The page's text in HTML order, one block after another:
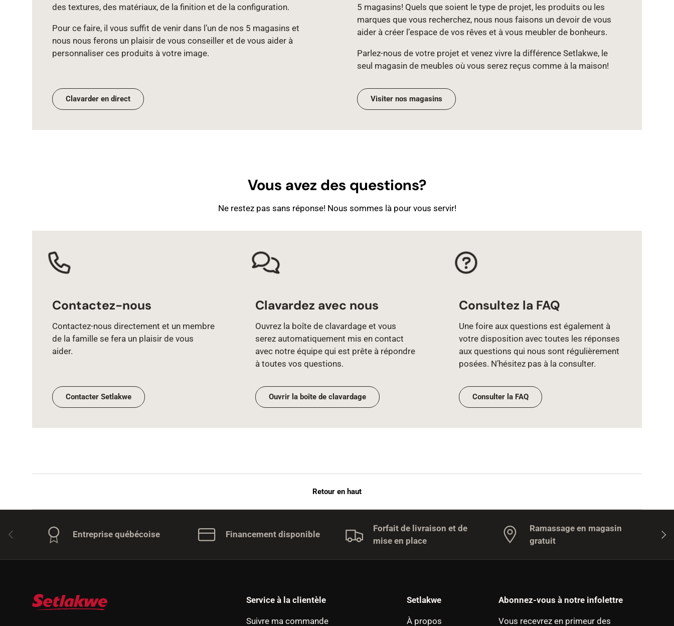
des textures, des matériaux, de la finition et de la configuration.
Pour ce faire, il vous suffit de venir dans l’un de nos 5 magasins et
nous nous ferons un plaisir de vous conseiller et de vous aider à
personnaliser ces produits à votre image.
Clavarder en direct
5 magasins! Quels que soient le type de projet, les produits ou les
marques que vous recherchez, nous nous faisons un devoir de vous
aider à créer l’espace de vos rêves et à vous meubler de bonheurs.
Parlez‑nous de votre projet et venez vivre la différence Setlakwe, le
seul magasin de meubles où vous serez reçus comme à la maison!
Visiter nos magasins
Vous avez des questions?
Ne restez pas sans réponse! Nous sommes là pour vous servir!
Contactez-nous
Contactez‑nous directement et un membre
de la famille se fera un plaisir de vous
aider.
Contacter Setlakwe
Clavardez avec nous
Ouvrez la boîte de clavardage et vous
serez automatiquement mis en contact
avec notre équipe qui est prête à répondre
à toutes vos questions.
Ouvrir la boîte de clavardage
Consultez la FAQ
Une foire aux questions est également à
votre disposition avec toutes les réponses
aux questions qui nous sont régulièrement
posées. N’hésitez pas à la consulter.
Consulter la FAQ
Retour en haut
Précédent Entreprise québécoise Financement disponible
Forfait de livraison et de
mise en place
Ramassage en magasin
gratuit
Service à la clientèle
Suivre ma commande
Setlakwe
À propos
Abonnez-vous à notre infolettre
Vous recevrez en primeur des